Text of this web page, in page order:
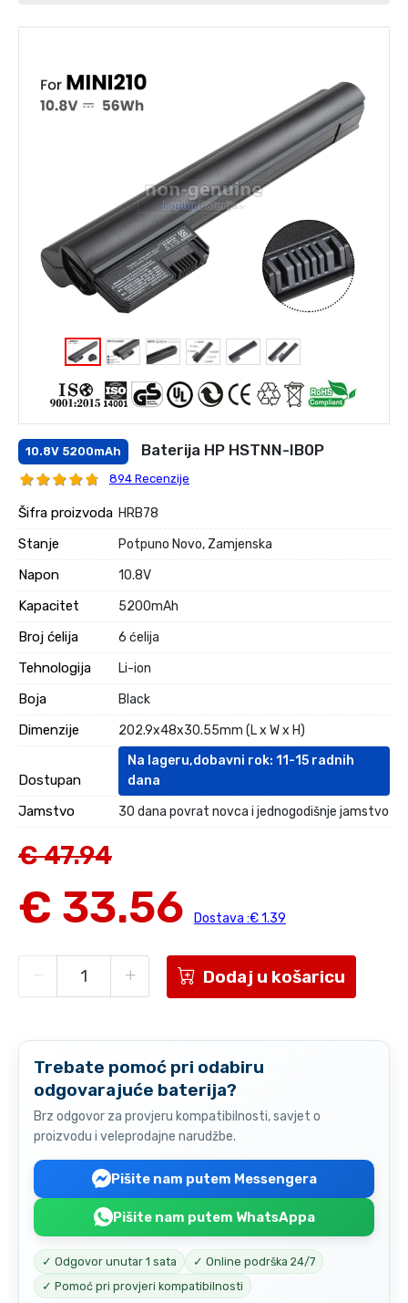
10.8V 5200mAh Baterija HP HSTNN-IB0P
894 Recenzije
Šifra proizvoda HRB78
Stanje Potpuno Novo, Zamjenska
Napon 10.8V
Kapacitet 5200mAh
Broj ćelija 6 ćelija
Tehnologija Li-ion
Boja Black
Dimenzije 202.9x48x30.55mm (L x W x H)
Dostupan
Na lageru,dobavni rok: 11-15 radnih
dana
Jamstvo 30 dana povrat novca i jednogodišnje jamstvo
€ 47.94
€ 33.56 Dostava :€ 1.39
Dodaj u košaricu
Trebate pomoć pri odabiru
odgovarajuće baterija?
Brz odgovor za provjeru kompatibilnosti, savjet o
proizvodu i veleprodajne narudžbe.
Pišite nam putem Messengera
Pišite nam putem WhatsAppa
✓ Odgovor unutar 1 sata
✓ Online podrška 24/7
✓ Pomoć pri provjeri kompatibilnosti